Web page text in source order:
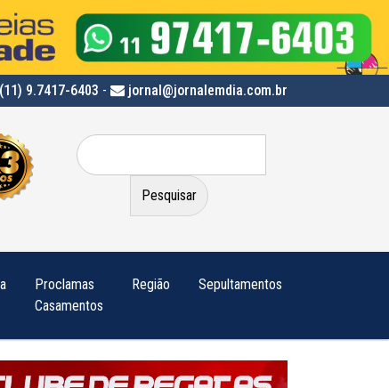
9.7417-6403 - jornal@jornalemdia.com.br
Pesquisar
por:
Proclamas
Casamentos
Região Sepultamentos